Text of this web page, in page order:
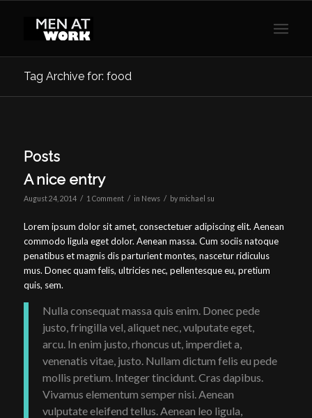
Tag Archive for: food
Posts
A nice entry
August 24, 2014 / 1 Comment / in News / by michael su
Lorem ipsum dolor sit amet, consectetuer adipiscing elit. Aenean
commodo ligula eget dolor. Aenean massa. Cum sociis natoque
penatibus et magnis dis parturient montes, nascetur ridiculus
mus. Donec quam felis, ultricies nec, pellentesque eu, pretium
quis, sem.
Nulla consequat massa quis enim. Donec pede
justo, fringilla vel, aliquet nec, vulputate eget,
arcu. In enim justo, rhoncus ut, imperdiet a,
venenatis vitae, justo. Nullam dictum felis eu pede
mollis pretium. Integer tincidunt. Cras dapibus.
Vivamus elementum semper nisi. Aenean
vulputate eleifend tellus. Aenean leo ligula,